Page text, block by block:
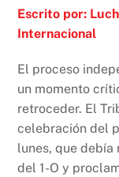
c
b
o
o
k
Escrito por:
Internacional
El proceso
un momento
retroceder. El
celebración del
lunes, que
del 1-O y